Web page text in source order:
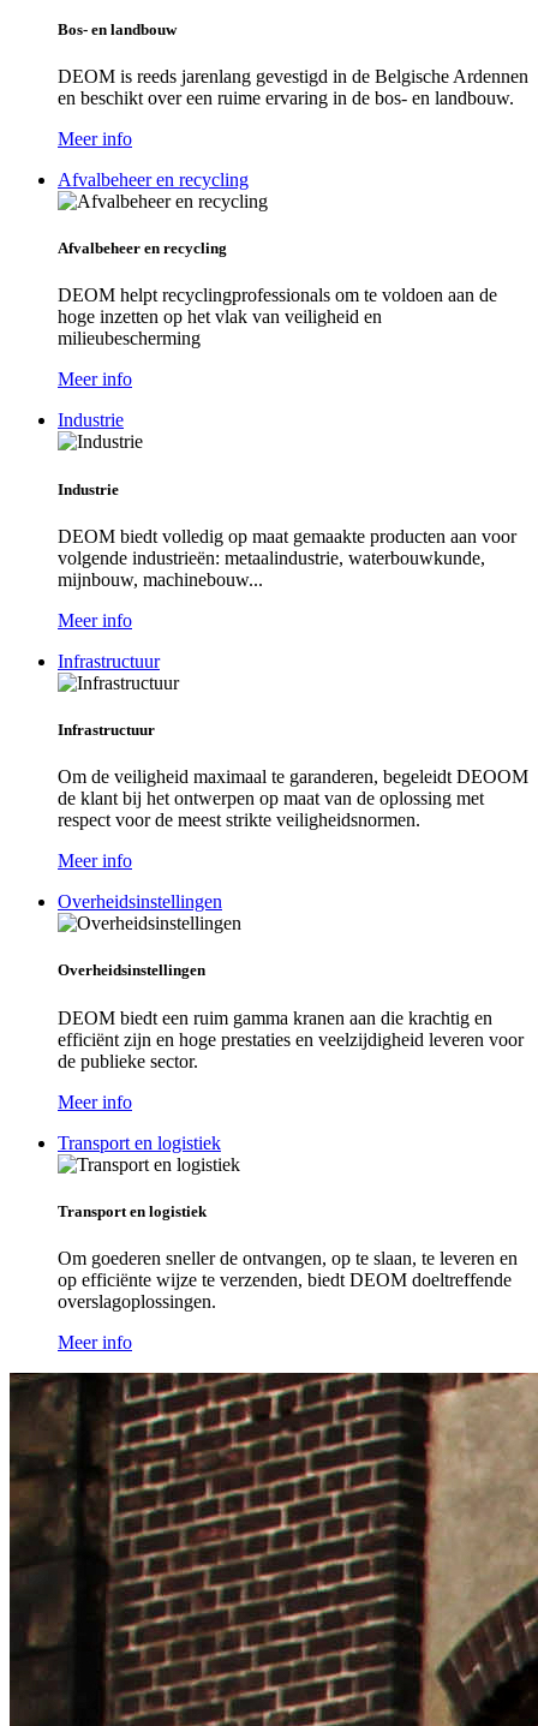
Bos- en landbouw
DEOM is reeds jarenlang gevestigd in de Belgische Ardennen
en beschikt over een ruime ervaring in de bos- en landbouw.
Meer info
Afvalbeheer en recycling
Afvalbeheer en recycling
DEOM helpt recyclingprofessionals om te voldoen aan de
hoge inzetten op het vlak van veiligheid en
milieubescherming
Meer info
Industrie
Industrie
DEOM biedt volledig op maat gemaakte producten aan voor
volgende industrieën: metaalindustrie, waterbouwkunde,
mijnbouw, machinebouw...
Meer info
Infrastructuur
Infrastructuur
Om de veiligheid maximaal te garanderen, begeleidt DEOOM
de klant bij het ontwerpen op maat van de oplossing met
respect voor de meest strikte veiligheidsnormen.
Meer info
Overheidsinstellingen
Overheidsinstellingen
DEOM biedt een ruim gamma kranen aan die krachtig en
efficiënt zijn en hoge prestaties en veelzijdigheid leveren voor
de publieke sector.
Meer info
Transport en logistiek
Transport en logistiek
Om goederen sneller de ontvangen, op te slaan, te leveren en
op efficiënte wijze te verzenden, biedt DEOM doeltreffende
overslagoplossingen.
Meer info